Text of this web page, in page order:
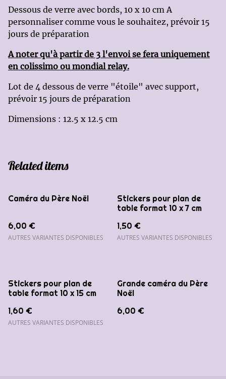
Dessous de verre avec bords, 10 x 10 cm A
personnaliser comme vous le souhaitez, prévoir 15
jours de préparation
A noter qu'à partir de 3 l'envoi se fera uniquement
en colissimo ou mondial relay.
Lot de 4 dessous de verre "étoile" avec support,
prévoir 15 jours de préparation
Dimensions : 12.5 x 12.5 cm
Related items
Caméra du Père Noël
6,00 €
AUTRES VARIANTES DISPONIBLES
Stickers pour plan de
table format 10 x 7 cm
1,50 €
AUTRES VARIANTES DISPONIBLES
Stickers pour plan de
table format 10 x 15 cm
1,60 €
AUTRES VARIANTES DISPONIBLES
Grande caméra du Père
Noël
6,00 €